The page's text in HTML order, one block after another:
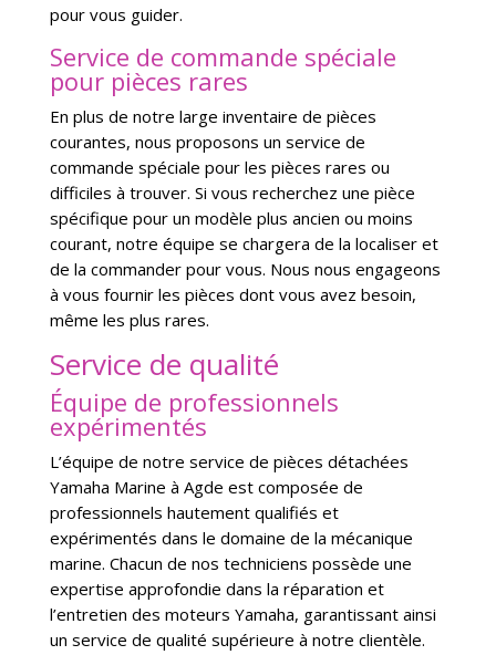
pour vous guider.
Service de commande spéciale
pour pièces rares
En plus de notre large inventaire de pièces
courantes, nous proposons un service de
commande spéciale pour les pièces rares ou
difficiles à trouver. Si vous recherchez une pièce
spécifique pour un modèle plus ancien ou moins
courant, notre équipe se chargera de la localiser et
de la commander pour vous. Nous nous engageons
à vous fournir les pièces dont vous avez besoin,
même les plus rares.
Service de qualité
Équipe de professionnels
expérimentés
L’équipe de notre service de pièces détachées
Yamaha Marine à Agde est composée de
professionnels hautement qualifiés et
expérimentés dans le domaine de la mécanique
marine. Chacun de nos techniciens possède une
expertise approfondie dans la réparation et
l’entretien des moteurs Yamaha, garantissant ainsi
un service de qualité supérieure à notre clientèle.